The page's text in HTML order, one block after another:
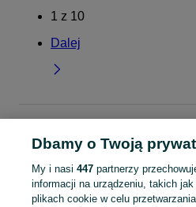
1 z 10
Dalej
- Szprotawa
KATEGORIA
Dbamy o Twoją
My i nasi 447partnerzy
informacji na urządzeniu, takich
plikach cookie w celu